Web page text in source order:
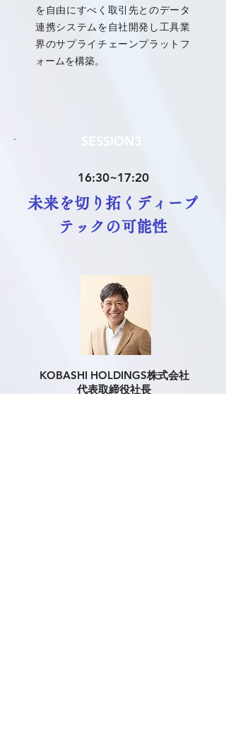
を自由にすべく取引先とのデータ
連携システムを自社開発し工具業
界のサプライチェーンプラットフ
ォームを構築。
16:30~17:20
未来を切り拓くディープ
テックの可能性
KOBASHI HOLDINGS株式会社
代表取締役社長